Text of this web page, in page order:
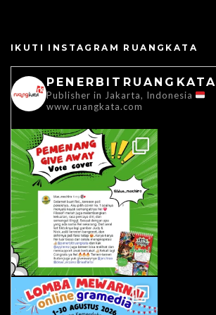
IKUTI INSTAGRAM RUANGKATA
PENERBITRUANGKATA
Publisher in Jakarta, Indonesia
www.ruangkata.com